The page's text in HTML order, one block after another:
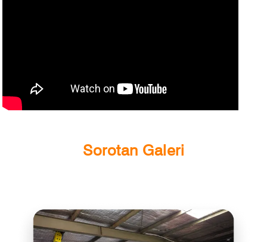
Sorotan Galeri